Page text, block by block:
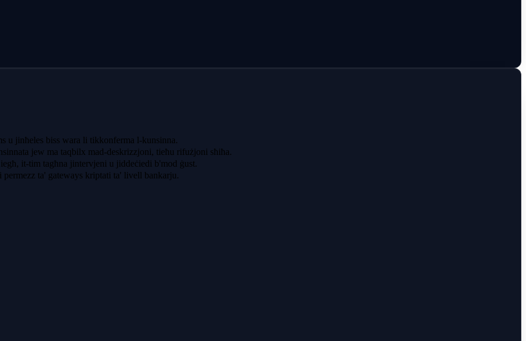
u jinħeles biss wara li tikkonferma l-kunsinna.
jew ma taqbilx mad-deskrizzjoni, tieħu rifużjoni sħiħa.
it-tim tagħna jintervjeni u jiddeċiedi b'mod ġust.
ta' gateways kriptati ta' livell bankarju.